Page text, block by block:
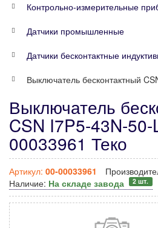
Контрольно-измерительные
Датчики промышленные
Датчики бесконтактные
Выключатель бесконтактный
Выключатель
CSN I7P5-43N-50-
00033961 Теко
Артикул: 00-00033961
Наличие: На складе завода 2 шт.